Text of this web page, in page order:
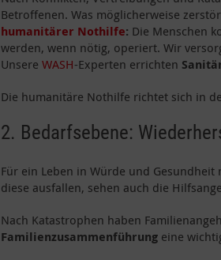
Betroffenen. Was möglicherweise
humanitärer Nothilfe: Die Menschen
werden, wenn nötig, operiert. Wir
Unsere WASH-Experten errichten
Die humanitäre Nothilfe richtet sich in
2. Bedarfsebene:
Für ein Leben in Würde und
diese ausfallen, sehen auch die
Nach Katastrophen haben
Familienzusammenführung eine